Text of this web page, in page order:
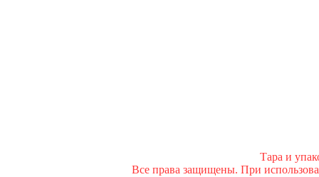
Тара и
Все права защищены. При